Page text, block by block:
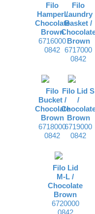
Filo
Hamper /
Chocolate
Brown
6716000
0842
Filo
Laundry
Basket /
Brown
6717000
0842
Filo
Bucket /
Chocolate
Brown
6718000
0842
Filo Lid S
/
Brown
6719000
0842
Filo Lid
M-L /
Chocolate
Brown
6720000
0842